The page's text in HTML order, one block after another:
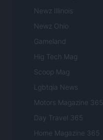
Newz Illinois
Newz Ohio
Gameland
Hig Tech Mag
Scoop Mag
Lgbtqia News
Motors Magazine 365
Day Travel 365
Home Magazine 365